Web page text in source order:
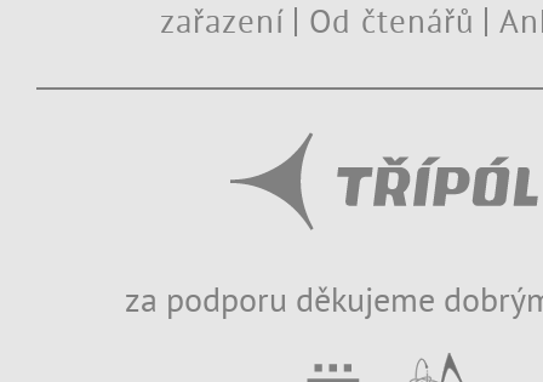
zařazení
Od čtenářů
za podporu děkujeme